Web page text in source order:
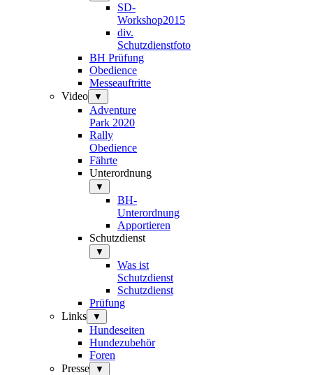
SD-
Workshop2015
div.
Schutzdienstfoto
BH Prüfung
Obedience
Messeauftritte
Video
▼
Adventure
Park 2020
Rally
Obedience
Fährte
Unterordnung
▼
BH-
Unterordnung
Apportieren
Schutzdienst
▼
Was ist
Schutzdienst
Schutzdienst
Prüfung
Links
▼
Hundeseiten
Hundezubehör
Foren
Presse
▼